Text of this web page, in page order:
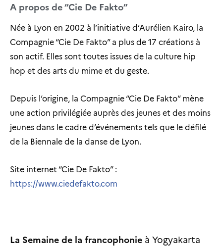
A propos de “Cie De Fakto”
Née à Lyon en 2002 à l’initiative d’Aurélien Kairo, la
Compagnie “Cie De Fakto” a plus de 17 créations à
son actif. Elles sont toutes issues de la culture hip
hop et des arts du mime et du geste.
Depuis l’origine, la Compagnie “Cie De Fakto” mène
une action privilégiée auprès des jeunes et des moins
jeunes dans le cadre d’événements tels que le défilé
de la Biennale de la danse de Lyon.
Site internet “Cie De Fakto” :
https://www.ciedefakto.com
La Semaine de la francophonie à Yogyakarta